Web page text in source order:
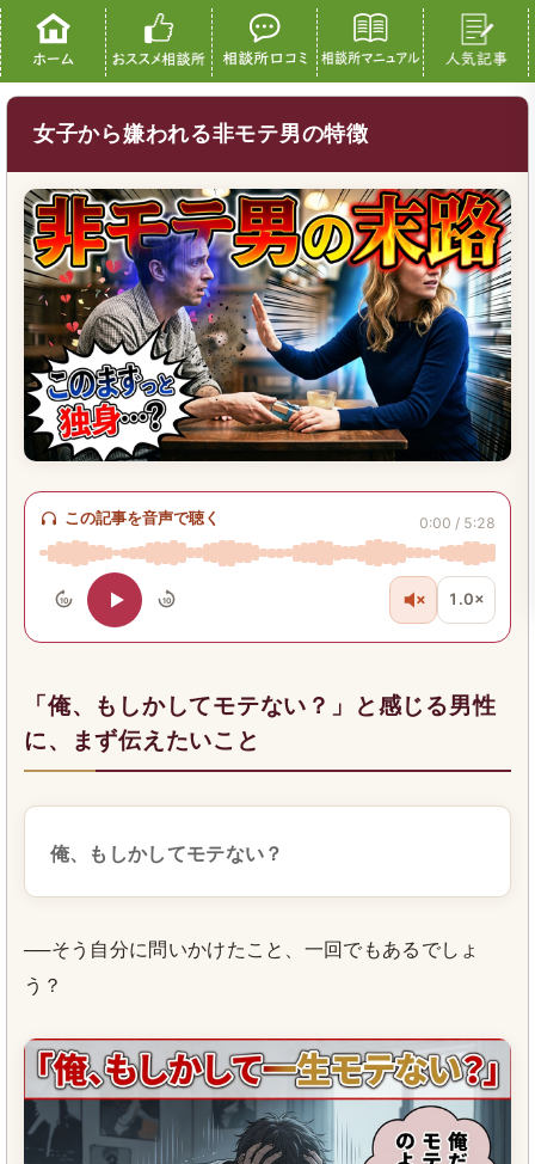
女子から嫌われる非モテ男の特徴
この記事を音声で聴く 0:00 / 5:28
10 10 1.0×
「俺、もしかしてモテない？」と感じる男性
に、まず伝えたいこと
俺、もしかしてモテない？
──そう自分に問いかけたこと、一回でもあるでしょ
う？